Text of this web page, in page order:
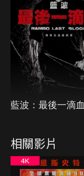
藍波：最後一滴血
相關影片